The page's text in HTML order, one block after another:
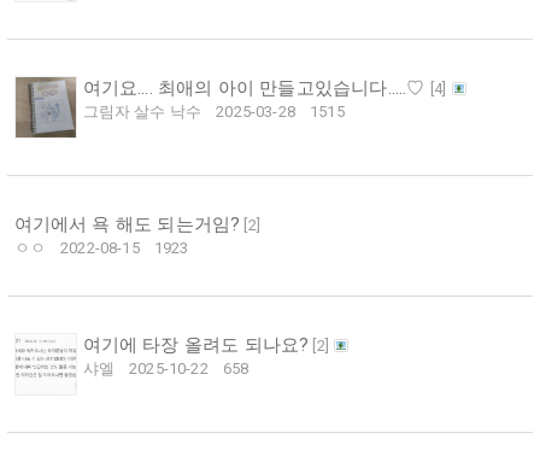
여기요.... 최애의 아이 만들고있습니다.....♡ 4]
그림자 살수 낙수
2025-03-28 1515
여기에서 욕 해도 되는거임? 2]
ㅇㅇ
2022-08-15 1923
여기에 타장 올려도 되나요? 2]
샤엘
2025-10-22 658